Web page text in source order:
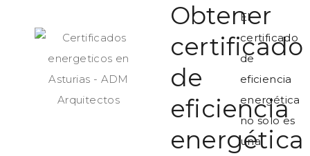
Obtener
certificado
de
eficiencia
energética
El
certificado
de
eficiencia
energética
no solo es
una